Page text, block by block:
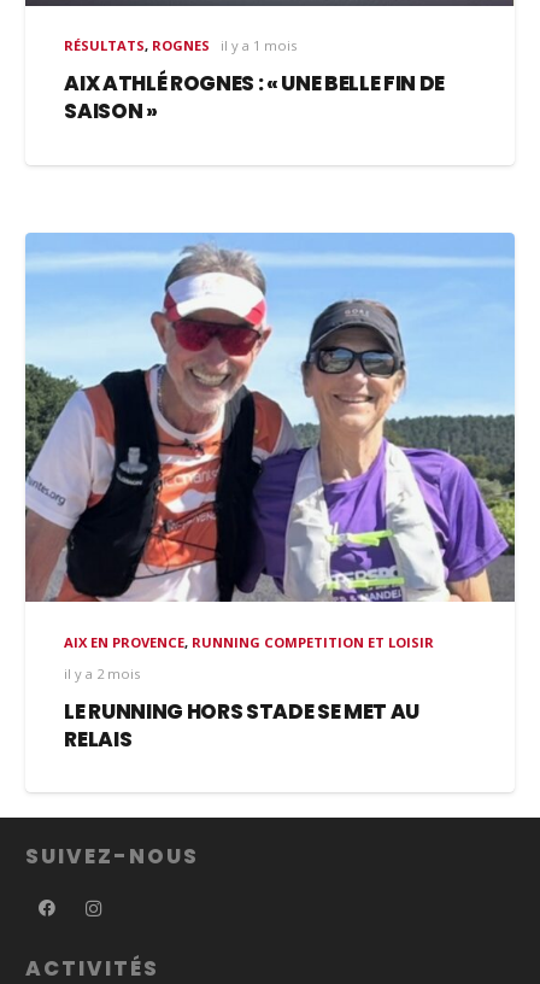
RÉSULTATS, ROGNES il y a 1 mois
AIX ATHLÉ ROGNES : « UNE BELLE FIN DE
SAISON »
AIX EN PROVENCE, RUNNING COMPETITION ET LOISIR
il y a 2 mois
LE RUNNING HORS STADE SE MET AU
RELAIS
SUIVEZ-NOUS
ACTIVITÉS